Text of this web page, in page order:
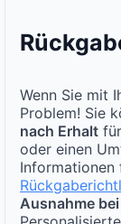
Wenn Sie mit
Problem! Sie
nach Erhalt
oder einen
Informationen
Ausnahme